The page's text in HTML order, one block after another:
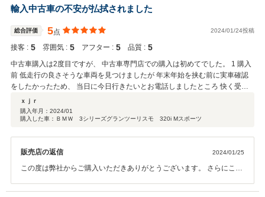
ろしくお願いいたします。 担当より
輸入中古車の不安が払拭されました
総合評価 5点 2024/01/24投稿
接客 : 5 雰囲気 : 5 アフター : 5 品質 : 5
中古車購入は2度目ですが、 中古車専門店での購入は初めてでした。 1 購入
前 低走行の良さそうな車両を見つけましたが 年末年始を挟む前に実車確認
をしたかったため、 当日に今日行きたいとお電話しましたところ 快く受け
入れて頂きました。 乗車した上で車両各説明等を頂き 非常にわかりやすか
った印象です。 担当してくださった方がBMWの扱いを 長年されているよう
で安心でした。 ハキハキと話され、無駄な話はなく 簡潔で助かりました。
たため、急遽ヤフオクで Mスポホイールを購入し、 直送させていただきまし
た。 その上で前輪は新品タイヤも送付し 履き替えもお願いさせていただき
ｘｊｒ
購入年月： 2024/01
購入した車：ＢＭＷ 3シリーズグランツーリスモ 320i Mスポーツ
販売店の返信 2024/01/25
この度は弊社からご購入いただきありがとうございます。 さらにこの
合いを頂き本当にありがとうございます。 今回ご契約いただきました